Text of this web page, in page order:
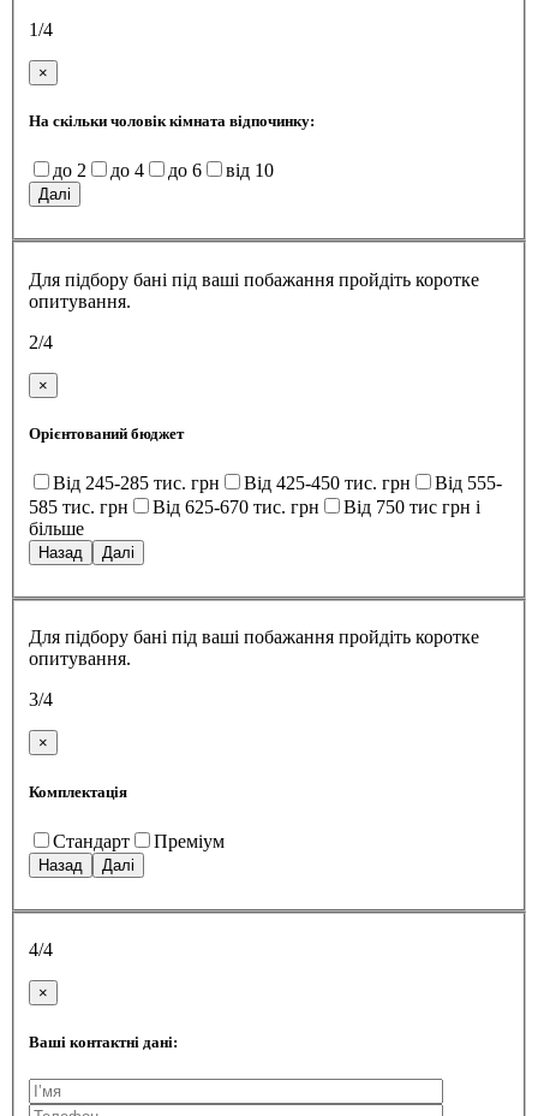
1/4
×
На скільки чоловік кімната відпочинку:
до 2 до 4 до 6 від 10
Далі
Для підбору бані під ваші побажання пройдіть коротке
опитування.
2/4
×
Орієнтований бюджет
Від 245-285 тис. грн Від 425-450 тис. грн
Від 555-
585 тис. грн
Від 625-670 тис. грн
Від 750 тис грн і
більше
Назад Далі
Для підбору бані під ваші побажання пройдіть коротке
опитування.
3/4
×
Комплектація
Стандарт Преміум
Назад Далі
4/4
×
Ваші контактні дані: